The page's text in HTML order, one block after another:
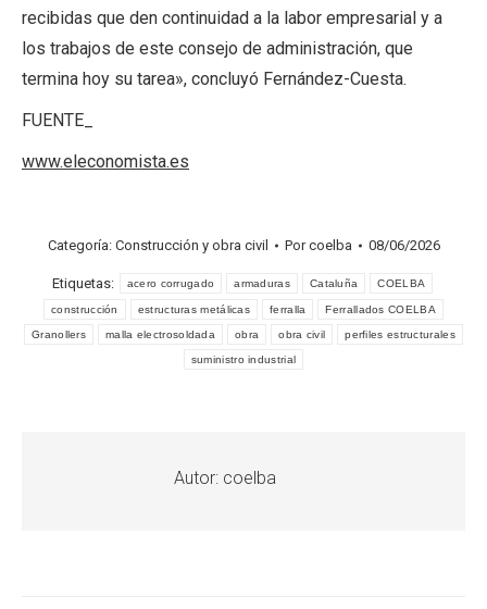
recibidas que den continuidad a la labor empresarial y a
los trabajos de este consejo de administración, que
termina hoy su tarea», concluyó Fernández-Cuesta.
FUENTE_
www.eleconomista.es
Categoría: Construcción y obra civil Porcoelba 08/06/2026
Etiquetas: acero corrugado armaduras Cataluña COELBA
construcción estructuras metálicas ferralla Ferrallados COELBA
Granollers malla electrosoldada obra obra civil perfiles estructurales
suministro industrial
Autor: coelba